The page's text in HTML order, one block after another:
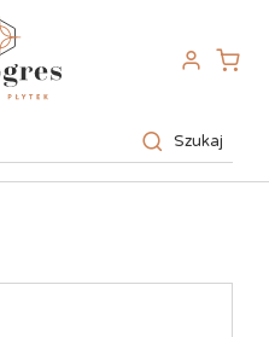
Szukaj